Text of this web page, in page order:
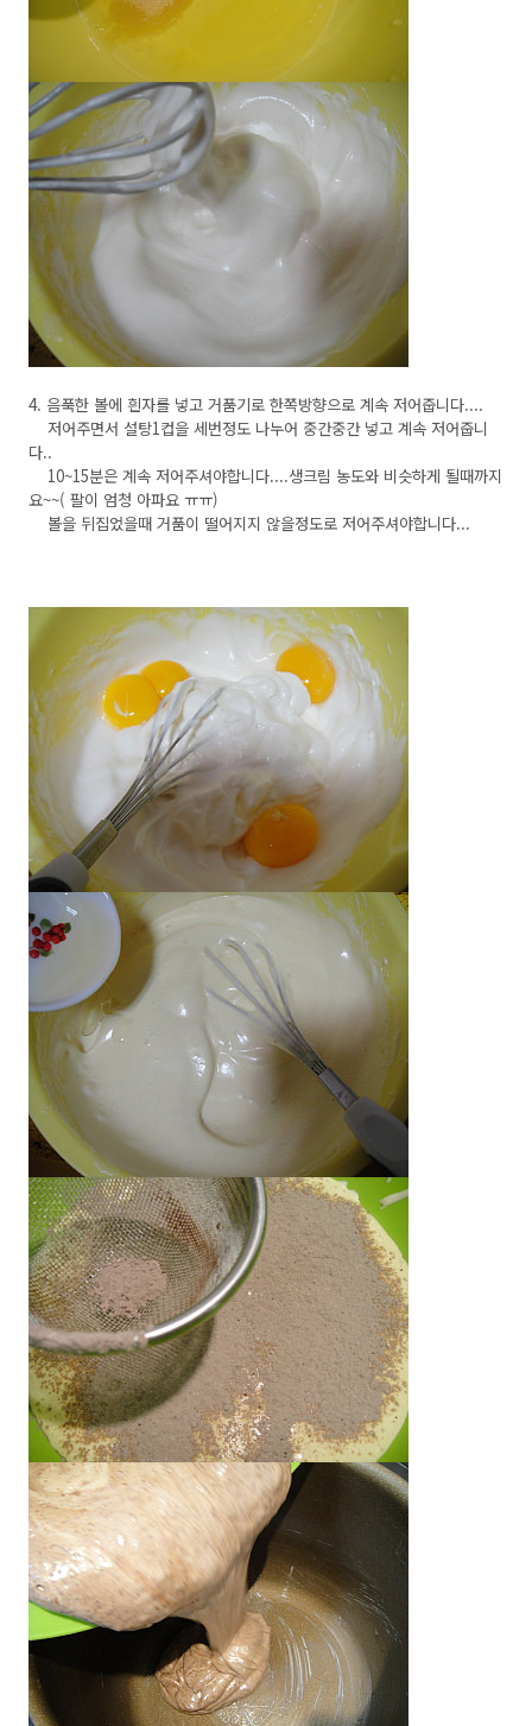
4. 음푹한 볼에 흰자를 넣고 거품기로 한쪽방향으로 계속 저어줍니다....
저어주면서 설탕1컵을 세번정도 나누어 중간중간 넣고 계속 저어줍니
다..
10~15분은 계속 저어주셔야합니다....생크림 농도와 비슷하게 될때까지
요~~( 팔이 엄청 아파요 ㅠㅠ)
볼을 뒤집었을때 거품이 떨어지지 않을정도로 저어주셔야합니다...